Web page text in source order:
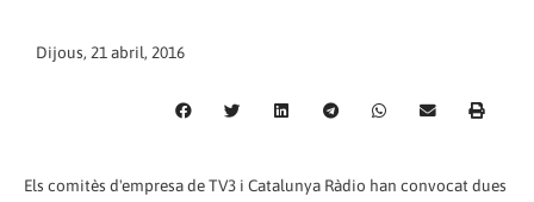
Dijous, 21 abril, 2016
Els comitès d'empresa de TV3 i Catalunya Ràdio han convocat dues